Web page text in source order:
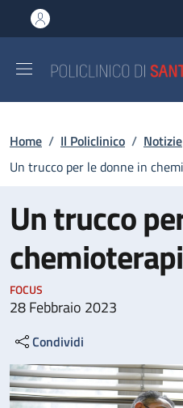
al contenuto principale
to footer content
Briciole di pane
Home / Il Policlinico / Notizie
Un trucco per le donne in
Un trucco
FOCUS
28 Febbraio 2023
Condividi